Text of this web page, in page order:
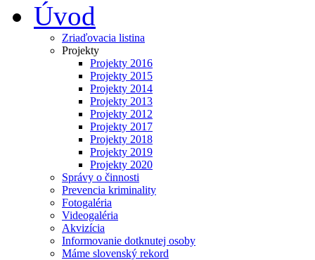
Úvod
Zriaďovacia listina
Projekty
Projekty 2016
Projekty 2015
Projekty 2014
Projekty 2013
Projekty 2012
Projekty 2017
Projekty 2018
Projekty 2019
Projekty 2020
Správy o činnosti
Prevencia kriminality
Fotogaléria
Videogaléria
Akvizícia
Informovanie dotknutej osoby
Máme slovenský rekord